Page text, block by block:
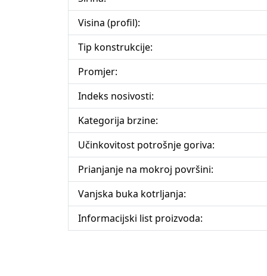
Visina (profil):
Tip konstrukcije:
Promjer:
Indeks nosivosti:
Kategorija brzine:
Učinkovitost potrošnje goriva:
Prianjanje na mokroj površini:
Vanjska buka kotrljanja:
Informacijski list proizvoda: